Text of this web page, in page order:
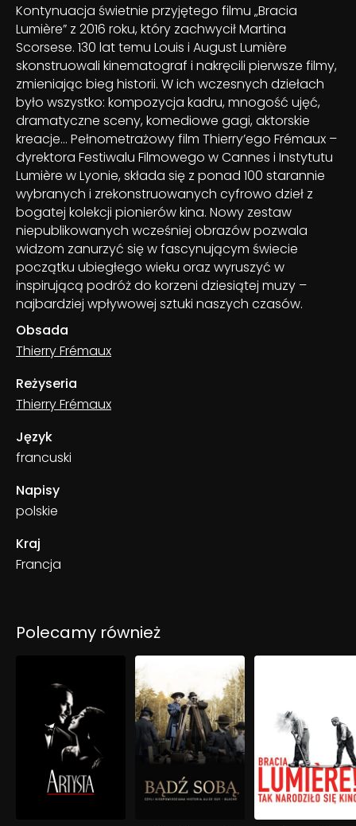
Kontynuacja świetnie przyjętego filmu „Bracia
Lumière” z 2016 roku, który zachwycił Martina
Scorsese. 130 lat temu Louis i August Lumière
skonstruowali kinematograf i nakręcili pierwsze filmy,
zmieniając bieg historii. W ich wczesnych dziełach
było wszystko: kompozycja kadru, mnogość ujęć,
dramatyczne sceny, komediowe gagi, aktorskie
kreacje… Pełnometrażowy film Thierry’ego Frémaux –
dyrektora Festiwalu Filmowego w Cannes i Instytutu
Lumière w Lyonie, składa się z ponad 100 starannie
wybranych i zrekonstruowanych cyfrowo dzieł z
bogatej kolekcji pionierów kina. Nowy zestaw
niepublikowanych wcześniej obrazów pozwala
widzom zanurzyć się w fascynującym świecie
początku ubiegłego wieku oraz wyruszyć w
inspirującą podróż do korzeni dziesiątej muzy –
najbardziej wpływowej sztuki naszych czasów.
Obsada
Thierry Frémaux
Reżyseria
Thierry Frémaux
Język
francuski
Napisy
polskie
Kraj
Francja
Polecamy również